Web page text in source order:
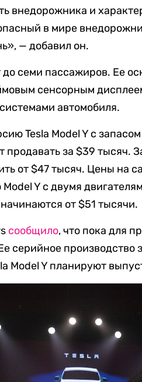
внедорожника и
в мире
— добавил он.
семи пассажиров. Ее
сенсорным
автомобиля.
Tesla Model Y с
продавать за $39 тысяч.
от $47 тысяч. Цены на
Y с двумя
от $51 тысячи.
сообщило, что пока для
серийное производство
Model Y планируют